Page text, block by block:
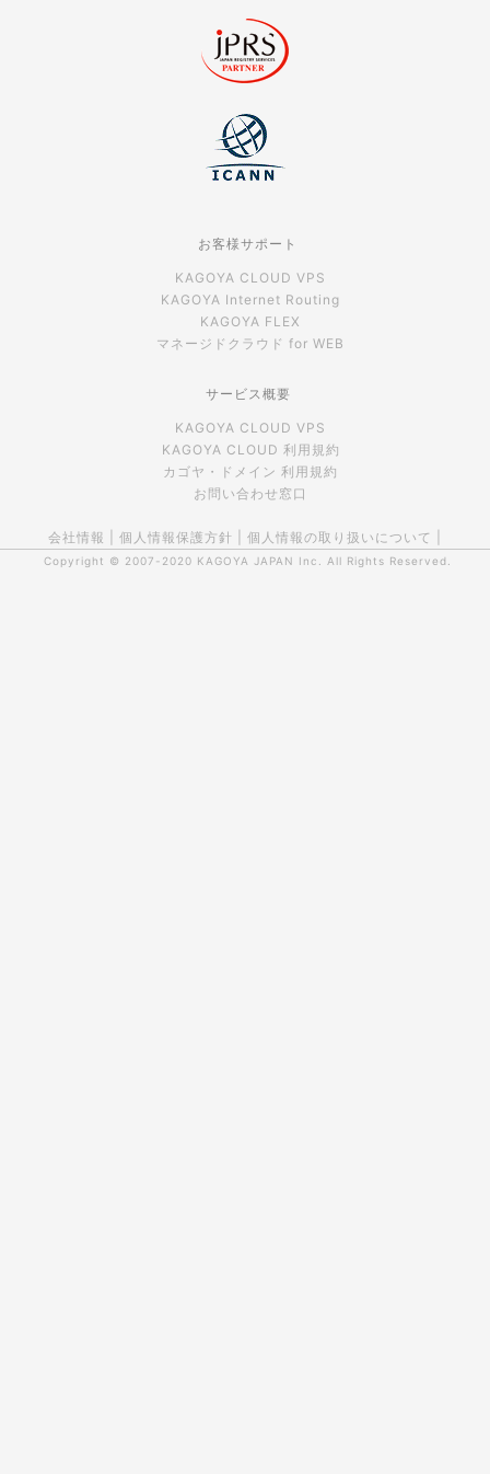
お客様サポート
KAGOYA CLOUD VPS
KAGOYA Internet Routing
KAGOYA FLEX
マネージドクラウド for WEB
サービス概要
KAGOYA CLOUD VPS
KAGOYA CLOUD 利用規約
カゴヤ・ドメイン 利用規約
お問い合わせ窓口
会社情報 個人情報保護方針 個人情報の取り扱いについて
Copyright © 2007-2020 KAGOYA JAPAN Inc. All Rights Reserved.